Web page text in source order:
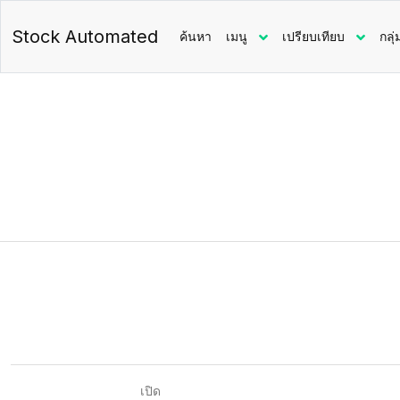
Stock Automated ค้นหา เมนู เปรียบเทียบ กลุ่
เปิด